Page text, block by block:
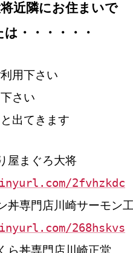
近隣にお住まいで
・・・・・・
用下さい
さい
出てきます
まぐろ大将
2fvhzkdc
専門店川崎サーモン
268hskvs
丼専門店川崎正堂